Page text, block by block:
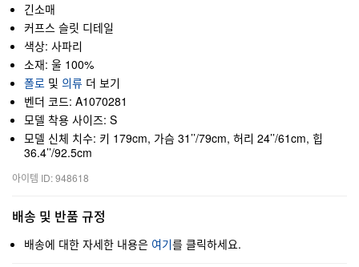
긴소매
커프스 슬릿 디테일
색상: 사파리
소재: 울 100%
폴로 및 의류 더 보기
벤더 코드: A1070281
모델 착용 사이즈: S
모델 신체 치수: 키 179cm, 가슴 31’’/79cm, 허리 24’’/61cm, 힙
36.4’’/92.5cm
아이템 ID: 948618
배송 및 반품 규정
배송에 대한 자세한 내용은 여기를 클릭하세요.